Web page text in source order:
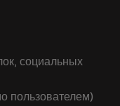
социальных
пользователем)